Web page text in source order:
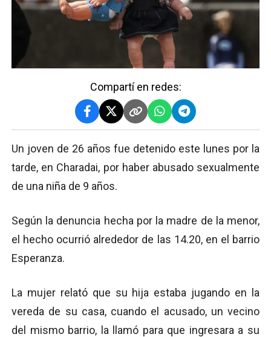
Compartí en redes:
Un joven de 26 años fue detenido este lunes por la
tarde, en Charadai, por haber abusado sexualmente
de una niña de 9 años.
Según la denuncia hecha por la madre de la menor,
el hecho ocurrió alrededor de las 14.20, en el barrio
Esperanza.
La mujer relató que su hija estaba jugando en la
vereda de su casa, cuando el acusado, un vecino
del mismo barrio, la llamó para que ingresara a su